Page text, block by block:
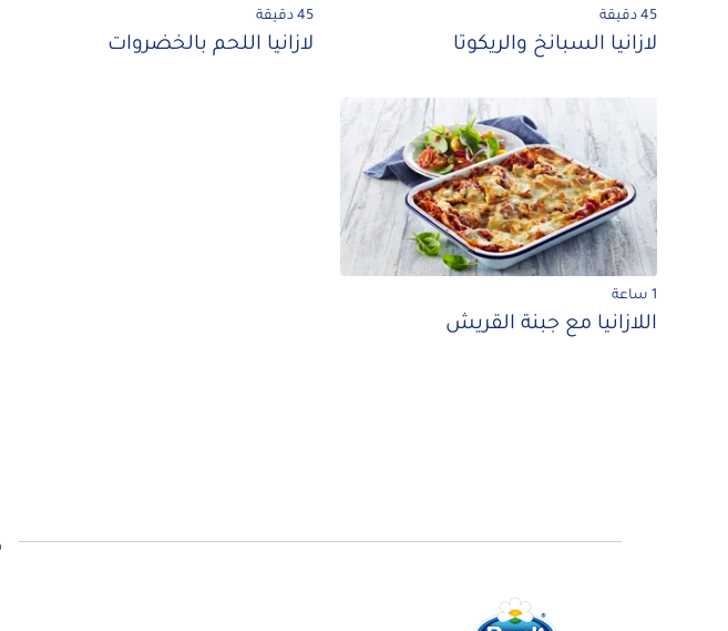
45 دقيقة
لازانيا السبانخ والريكوتا
45 دقيقة
لازانيا اللحم بالخضروات
1 ساعة
اللازانيا مع جبنة القريش